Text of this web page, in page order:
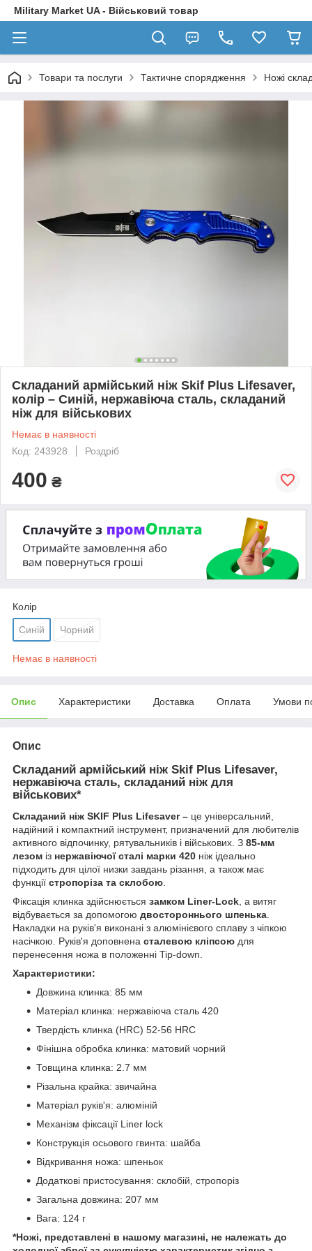
Military Market UA - Військовий товар
Товари та послуги Тактичне спорядження Ножі
Складаний армійський ніж Skif Plus Lifesaver,
колір – Синій, нержавіюча сталь, складаний
ніж для військових
Немає в наявності
Код: 243928
Роздріб
400 ₴
Колір
Синій Чорний
Немає в наявності
Опис Характеристики Доставка Оплата Умови
Опис
Складаний армійський ніж Skif Plus Lifesaver,
нержавіюча сталь, складаний ніж для
військових*
Складаний ніж SKIF Plus Lifesaver – це універсальний,
надійний і компактний інструмент, призначений для любителів
активного відпочинку, рятувальників і військових. З 85-мм
лезом із нержавіючої сталі марки 420 ніж ідеально
підходить для цілої низки завдань різання, а також має
функції стропоріза та склобою
Фіксація клинка здійснюється замком Liner-Lock , а витяг
відбувається за допомогою двостороннього шпенька
Накладки на руків'я виконані з алюмінієвого сплаву з чіпкою
насічкою. Руків'я доповнена сталевою кліпсою для
перенесення ножа в положенні Tip-down.
Характеристики:
Довжина клинка: 85 мм
Матеріал клинка: нержавіюча сталь 420
Твердість клинка (HRC) 52-56 HRC
Фінішна обробка клинка: матовий чорний
Товщина клинка: 2.7 мм
Різальна крайка: звичайна
Матеріал руків'я: алюміній
Механізм фіксації Liner lock
Конструкція осьового гвинта: шайба
Відкривання ножа: шпеньок
Додаткові пристосування: склобій, стропоріз
Загальна довжина: 207 мм
Вага: 124 г
*Ножі, представлені в нашому магазині, не належать до